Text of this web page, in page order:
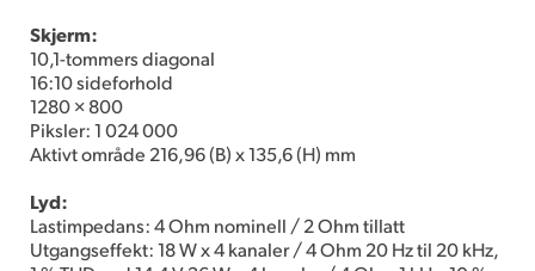
Skjerm:
10,1-tommers diagonal
16:10 sideforhold
1280 × 800
Piksler: 1 024 000
Aktivt område 216,96 (B) x 135,6 (H) mm
Lyd:
Lastimpedans: 4 Ohm nominell / 2 Ohm tillatt
Utgangseffekt: 18 W x 4 kanaler / 4 Ohm 20 Hz til 20 kHz,